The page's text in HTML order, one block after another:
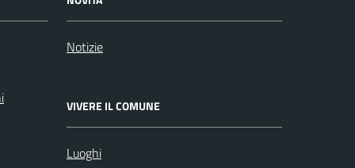
Notizie
VIVERE IL COMUNE
Luoghi